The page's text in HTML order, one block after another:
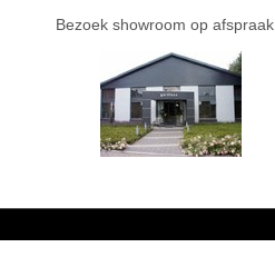
Bezoek showroom op afspraak.